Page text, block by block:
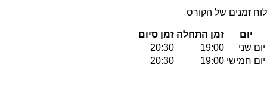
לוח זמנים של הקורס
יום זמן התחלה זמן סיום
יום שני
19:00
20:30
יום חמישי 19:00
20:30